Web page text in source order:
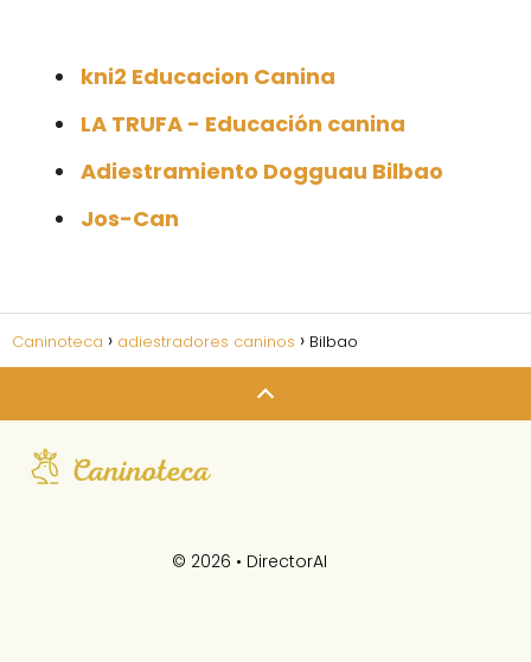
kni2 Educacion Canina
LA TRUFA - Educación canina
Adiestramiento Dogguau Bilbao
Jos-Can
Caninoteca adiestradores caninos Bilbao
© 2026 • DirectorAI